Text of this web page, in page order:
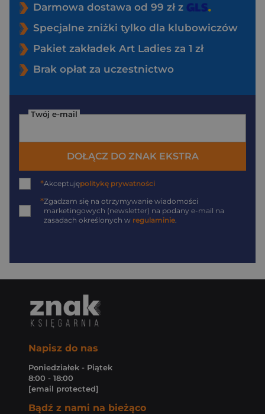
Darmowa dostawa od 99 zł z
Specjalne zniżki tylko dla klubowiczów
Pakiet zakładek Art Ladies za 1 zł
Brak opłat za uczestnictwo
Twój e-mail
DOŁĄCZ DO ZNAK EKSTRA
*Akceptujępolitykę prywatności
*Zgadzam się na otrzymywanie wiadomości
marketingowych (newsletter) na podany e-mail na
zasadach określonych w regulaminie
Napisz do nas
Poniedziałek - Piątek
8:00 - 18:00
[email protected]
Bądź z nami na bieżąco